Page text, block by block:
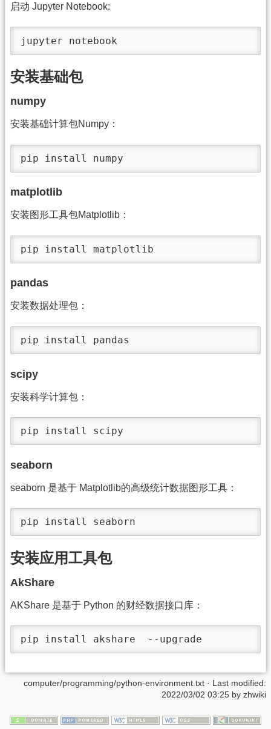
启动 Jupyter Notebook:
jupyter notebook
安装基础包
numpy
安装基础计算包Numpy：
pip install numpy
matplotlib
安装图形工具包Matplotlib：
pip install matplotlib
pandas
安装数据处理包：
pip install pandas
scipy
安装科学计算包：
pip install scipy
seaborn
seaborn 是基于 Matplotlib的高级统计数据图形工具：
pip install seaborn
安装应用工具包
AkShare
AKShare 是基于 Python 的财经数据接口库：
pip install akshare  --upgrade
computer/programming/python-environment.txt · Last modified:
2022/03/02 03:25 by zhwiki